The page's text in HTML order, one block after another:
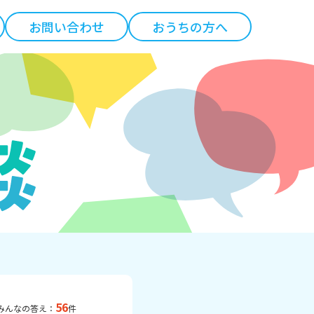
お問い合わせ おうちの方へ
んなの答え： 56件